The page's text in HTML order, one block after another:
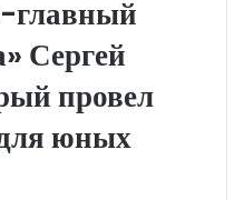
главный
Сергей
провел
юных